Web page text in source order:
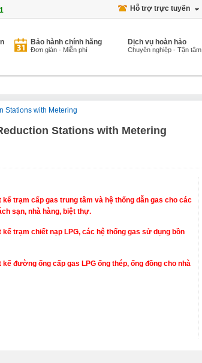
Hỗ trợ trực tuyến
Bảo hành chính hãng
Đơn giản - Miễn phí
Dịch vụ hoàn hảo
Chuyên nghiệp - Tận tâm
Stations with Metering
Stations with Metering
kế trạm cấp gas trung tâm và hệ thống dẫn gas cho các
sạn, nhà hàng, biệt thự.
kế trạm chiết nạp LPG, các hệ thống gas sử dụng bồn
đường ống cấp gas LPG ống thép, ống đồng cho nhà